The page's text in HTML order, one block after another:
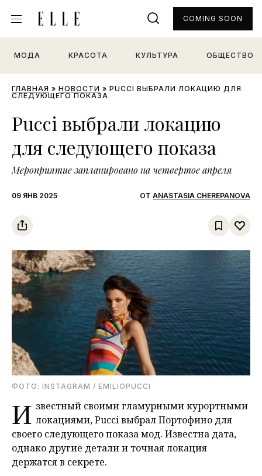
МОДА КРАСОТА КУЛЬТУРА ОБЩЕСТВО
COMING SOON
ГЛАВНАЯ » НОВОСТИ » PUCCI ВЫБРАЛИ ЛОКАЦИЮ ДЛЯ
СЛЕДУЮЩЕГО ПОКАЗА
Pucci выбрали локацию
для следующего показа
Мероприятие запланировано на четвертое апреля
09 ЯНВ 2025 ОТ ANASTASIA CHEREPANOVA
ФОТО: INSTAGRAM / EMILIOPUCCI
И звестный своими гламурными курортными
локациями, Pucci выбрал Портофино для
своего следующего показа мод. Известна дата,
однако другие детали и точная локация
держатся в секрете.